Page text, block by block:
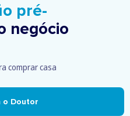
pré-
negócio
comprar casa
o Doutor